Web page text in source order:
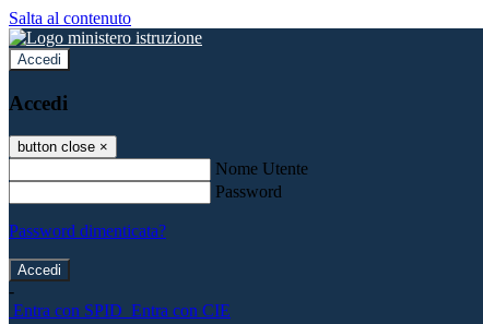
Salta al contenuto
Accedi
Accedi
button close ×
Nome Utente
Password
Password dimenticata?
-
Entra con SPID Entra con CIE